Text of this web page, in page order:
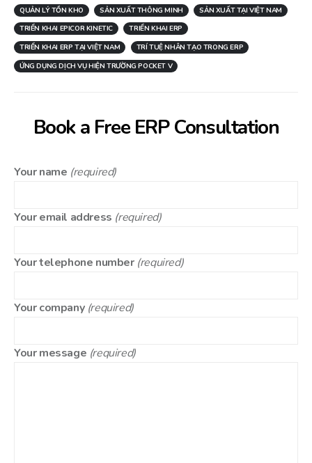
QUẢN LÝ TỒN KHO
SẢN XUẤT THÔNG MINH
SẢN XUẤT TẠI VIỆT NAM
TRIỂN KHAI EPICOR KINETIC
TRIỂN KHAI ERP
TRIỂN KHAI ERP TẠI VIỆT NAM
TRÍ TUỆ NHÂN TẠO TRONG ERP
ỨNG DỤNG DỊCH VỤ HIỆN TRƯỜNG POCKET V
Book a Free ERP Consultation
Your name (required)
Your email address (required)
Your telephone number (required)
Your company (required)
Your message (required)